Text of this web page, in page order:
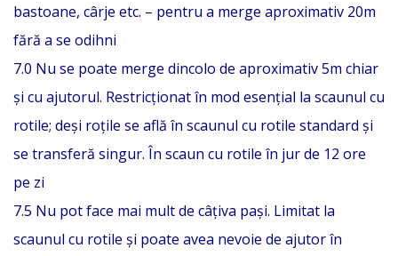
bastoane, cârje etc. – pentru a merge aproximativ 20m
fără a se odihni
7.0 Nu se poate merge dincolo de aproximativ 5m chiar
și cu ajutorul. Restricționat în mod esențial la scaunul cu
rotile; deși roțile se află în scaunul cu rotile standard și
se transferă singur. În scaun cu rotile în jur de 12 ore
pe zi
7.5 Nu pot face mai mult de câțiva pași. Limitat la
scaunul cu rotile și poate avea nevoie de ajutor în